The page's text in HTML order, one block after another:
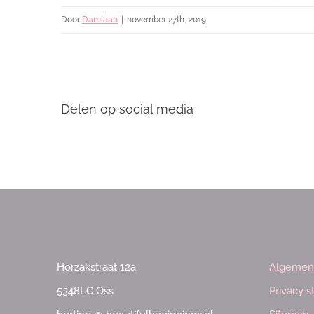
Door Damiaan november 27th, 2019
Delen op social media
Horzakstraat 12a
5348LC Oss
Privacy